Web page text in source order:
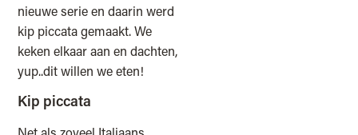
nieuwe serie en daarin werd
kip piccata gemaakt. We
keken elkaar aan en dachten,
yup..dit willen we eten!
Kip piccata